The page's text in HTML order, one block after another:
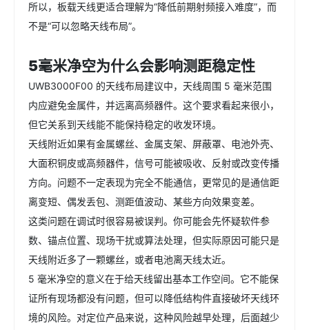
所以，板载天线更适合理解为“降低前期射频接入难度”，而
不是“可以忽略天线布局”。
5毫米净空为什么会影响测距稳定性
UWB3000F00 的天线布局建议中，天线周围 5 毫米范围
内应避免金属件，并远离高频器件。这个要求看起来很小，
但它关系到天线能不能保持稳定的收发环境。
天线附近如果有金属螺丝、金属支架、屏蔽罩、电池外壳、
大面积铜皮或高频器件，信号可能被吸收、反射或改变传播
方向。问题不一定表现为完全不能通信，更常见的是通信距
离变短、偶发丢包、测距值波动、某些方向效果变差。
这类问题在调试时很容易被误判。你可能会先怀疑软件参
数、锚点位置、现场干扰或算法处理，但实际原因可能只是
天线附近多了一颗螺丝，或者电池离天线太近。
5 毫米净空的意义在于给天线留出基本工作空间。它不能保
证所有现场都没有问题，但可以降低结构件直接破坏天线环
境的风险。对定位产品来说，这种风险越早处理，后面越少